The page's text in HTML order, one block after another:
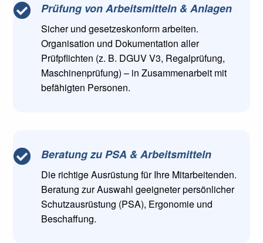
 Prüfung von Arbeitsmitteln & Anlagen
Sicher und gesetzeskonform arbeiten.
Organisation und Dokumentation aller
Prüfpflichten (z. B. DGUV V3, Regalprüfung,
Maschinenprüfung) – in Zusammenarbeit mit
befähigten Personen.
 Beratung zu PSA & Arbeitsmitteln
Die richtige Ausrüstung für Ihre Mitarbeitenden.
Beratung zur Auswahl geeigneter persönlicher
Schutzausrüstung (PSA), Ergonomie und
Beschaffung.